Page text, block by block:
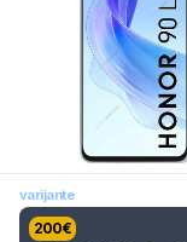
varijante
200€